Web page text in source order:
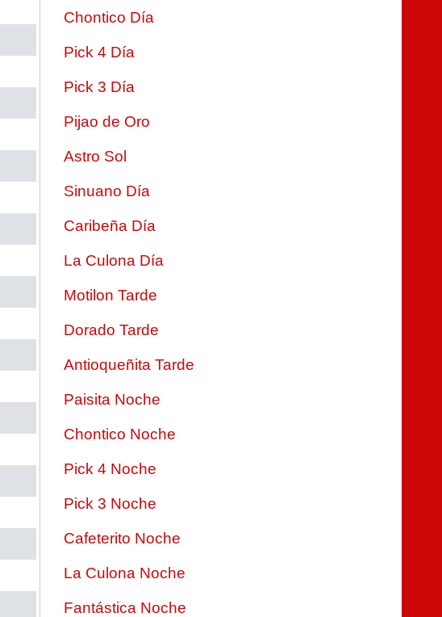
Chontico Día
Pick 4 Día
Pick 3 Día
Pijao de Oro
Astro Sol
Sinuano Día
Caribeña Día
La Culona Día
Motilon Tarde
Dorado Tarde
Antioqueñita Tarde
Paisita Noche
Chontico Noche
Pick 4 Noche
Pick 3 Noche
Cafeterito Noche
La Culona Noche
Fantástica Noche